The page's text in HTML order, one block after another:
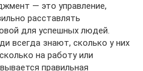
— это управление,
расставлять
для успешных людей.
всегда знают, сколько у них
на работу или
правильная